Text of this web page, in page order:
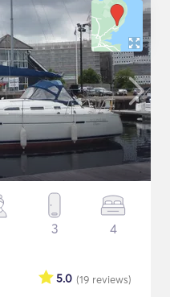
3 4
(19 reviews)
5.0